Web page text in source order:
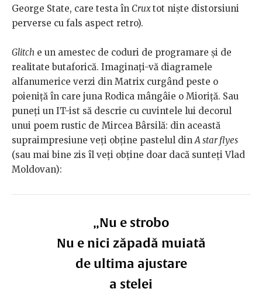
George State, care testa în Cruxtot niște distorsiuni
perverse cu fals aspect retro).
Glitch e un amestec de coduri de programare și de
realitate butaforică. Imaginați-vă diagramele
alfanumerice verzi din Matrix curgând peste o
poieniță în care juna Rodica mângâie o Mioriță. Sau
puneți un IT-ist să descrie cu cuvintele lui decorul
unui poem rustic de Mircea Bârsilă: din această
supraimpresiune veți obține pastelul dinA star flyes
(sau mai bine zis îl veți obține doar dacă sunteți Vlad
Moldovan):
„Nu e strobo
Nu e nici zăpadă muiată
de ultima ajustare
a stelei